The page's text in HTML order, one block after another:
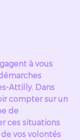
à vous
Attilly. Dans
compter sur un
de
ces situations
vos volontés